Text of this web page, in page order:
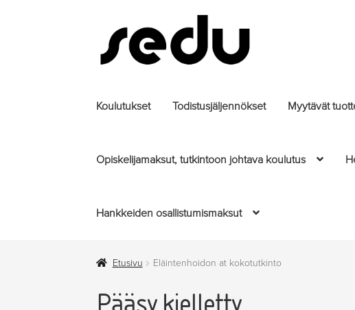
Siirry
navigointiin
Siirry
sisältöön
Koulutukset Todistusjäljennökset Myytävät
Opiskelijamaksut, tutkintoon johtava koulutus
Hankkeiden osallistumismaksut
Etusivu Eläintenhoidon at kokotutkinto
Pääsy kielletty